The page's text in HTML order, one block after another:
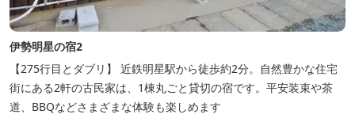
伊勢明星の宿2
【275行目とダブリ】 近鉄明星駅から徒歩約2分。自然豊かな住宅
街にある2軒の古民家は、1棟丸ごと貸切の宿です。平安装束や茶
道、BBQなどさまざまな体験も楽しめます